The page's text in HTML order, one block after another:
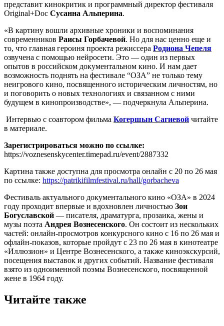
представит кинокритик и программный директор фестиваля
Original+Doc Сусанна Альперина.
«В картину вошли архивные хроники и воспоминания
современников Раисы Горбачевой. Но для нас ценно еще и
то, что главная героиня проекта режиссера Родиона Чепеля
озвучена с помощью нейросети. Это — один из первых
опытов в российском документальном кино. И нам дает
возможность поднять на фестивале “ОЗА” не только тему
неигрового кино, посвященного историческим личностям, но
и поговорить о новых технологиях и связанном с ними
будущем в кинопроизводстве», — подчеркнула Альперина.
Интервью с соавтором фильма Когершын Сагиевой читайте
в материале.
Зарегистрироваться можно по ссылке:
https://voznesenskycenter.timepad.ru/event/2887332
Картина также доступна для просмотра онлайн с 20 по 26 мая
по ссылке: https://patrikifilmfestival.ru/hall/gorbacheva
Фестиваль актуального документального кино «ОЗА» в 2024
году проходит впервые и вдохновлен личностью Зои
Богуславской — писателя, драматурга, прозаика, жены и
музы поэта Андрея Вознесенского. Он состоит из нескольких
частей: онлайн-просмотров конкурсного кино с 16 по 26 мая и
офлайн-показов, которые пройдут с 23 по 26 мая в кинотеатре
«Иллюзион» и Центре Вознесенского, а также киноэкскурсий,
посещения выставок и других событий. Название фестиваля
взято из одноименной поэмы Вознесенского, посвященной
жене в 1964 году.
Читайте также